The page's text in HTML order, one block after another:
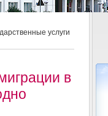
услуги
в